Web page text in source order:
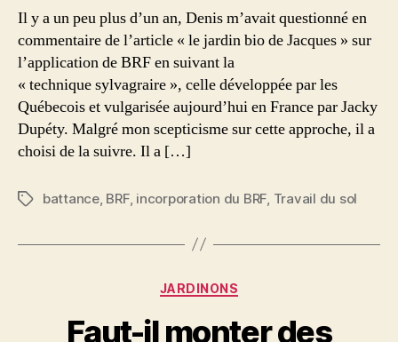
mise
oeuvre
BRF
dans
le
vraiment
!
Il y a un peu plus d’un an, Denis m’avait questionné en
commentaire de l’article « le jardin bio de Jacques » sur
l’application de BRF en suivant la
« technique sylvagraire », celle développée par les
Québecois et vulgarisée aujourd’hui en France par Jacky
Dupéty. Malgré mon scepticisme sur cette approche, il a
choisi de la suivre. Il a […]
Étiquettes
battance, BRF, incorporation du BRF Travail du sol
Catégories
JARDINONS
Faut-il monter des